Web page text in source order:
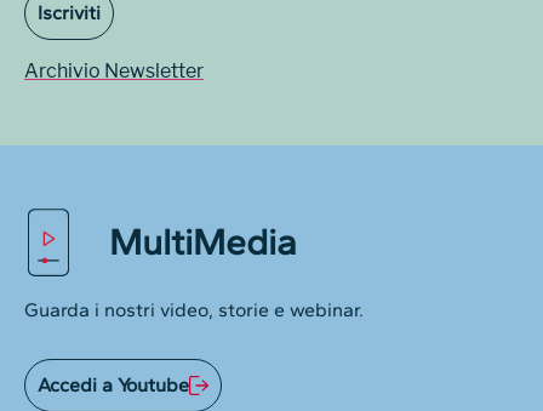
Iscriviti
Archivio Newsletter
MultiMedia
Guarda i nostri video, storie e webinar.
Accedi a Youtube